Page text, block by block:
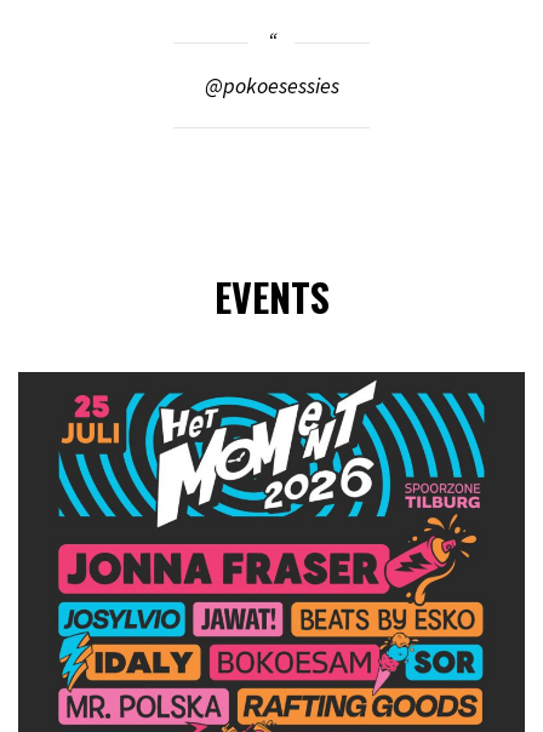
@pokoesessies
EVENTS